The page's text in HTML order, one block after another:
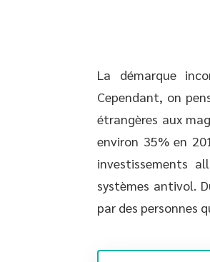
La démarque
Cependant, on
étrangères aux
environ 35% en
investissements
systèmes antivol.
par des personnes